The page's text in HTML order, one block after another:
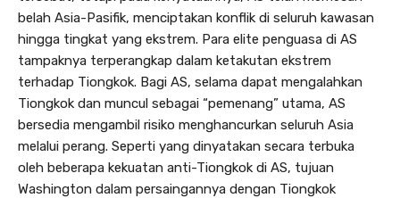
belah Asia-Pasifik, menciptakan konflik di seluruh kawasan
hingga tingkat yang ekstrem. Para elite penguasa di AS
tampaknya terperangkap dalam ketakutan ekstrem
terhadap Tiongkok. Bagi AS, selama dapat mengalahkan
Tiongkok dan muncul sebagai “pemenang” utama, AS
bersedia mengambil risiko menghancurkan seluruh Asia
melalui perang. Seperti yang dinyatakan secara terbuka
oleh beberapa kekuatan anti-Tiongkok di AS, tujuan
Washington dalam persaingannya dengan Tiongkok